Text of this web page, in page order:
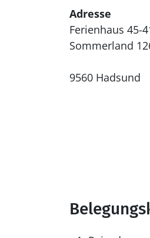
Adresse
Ferienhaus 45-
Sommerland
9560 Hadsund